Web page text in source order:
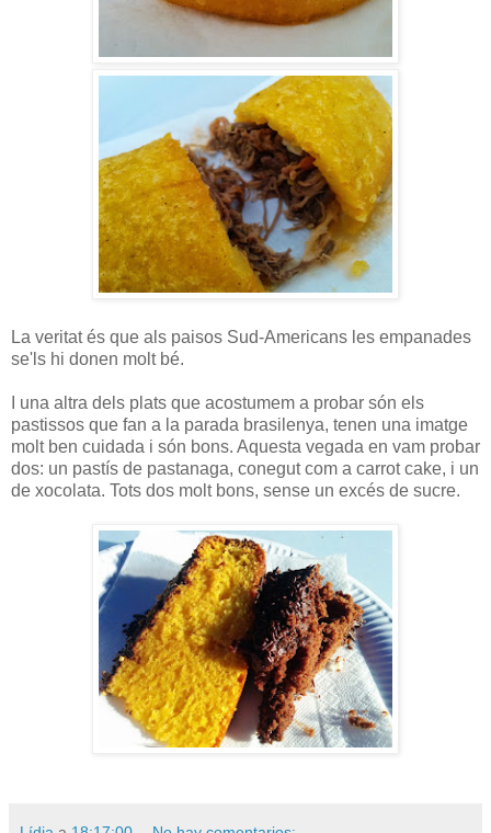
La veritat és que als paisos Sud-Americans les empanades
se'ls hi donen molt bé.
I una altra dels plats que acostumem a probar són els
pastissos que fan a la parada brasilenya, tenen una imatge
molt ben cuidada i són bons. Aquesta vegada en vam probar
dos: un pastís de pastanaga, conegut com a carrot cake, i un
de xocolata. Tots dos molt bons, sense un excés de sucre.